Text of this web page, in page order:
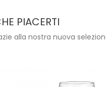
PIACERTI
alla nostra nuova